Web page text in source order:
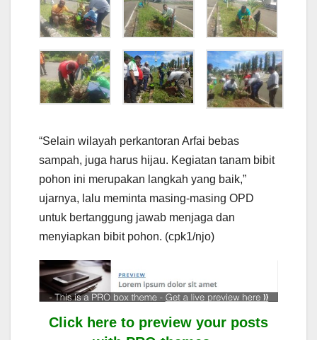
“Selain wilayah perkantoran Arfai bebas
sampah, juga harus hijau. Kegiatan tanam bibit
pohon ini merupakan langkah yang baik,”
ujarnya, lalu meminta masing-masing OPD
untuk bertanggung jawab menjaga dan
menyiapkan bibit pohon. (cpk1/njo)
Click here to preview your posts